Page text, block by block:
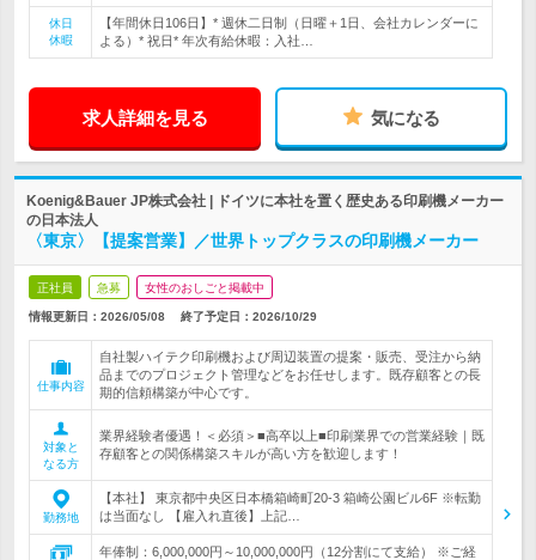
休日
休暇
【年間休日106日】* 週休二日制（日曜＋1日、会社カレンダーに
よる）* 祝日* 年次有給休暇：入社…
求人詳細を見る 気になる
Koenig&Bauer JP株式会社 | ドイツに本社を置く歴史ある印刷機メーカー
の日本法人
〈東京〉【提案営業】／世界トップクラスの印刷機メーカー
正社員 急募 女性のおしごと掲載中
情報更新日：2026/05/08 終了予定日： 2026/10/29
仕事内容
自社製ハイテク印刷機および周辺装置の提案・販売、受注から納
品までのプロジェクト管理などをお任せします。既存顧客との長
期的信頼構築が中心です。
対象と
なる方
業界経験者優遇！＜必須＞■高卒以上■印刷業界での営業経験｜既
存顧客との関係構築スキルが高い方を歓迎します！
勤務地
【本社】 東京都中央区日本橋箱崎町20-3 箱崎公園ビル6F ※転勤
は当面なし 【雇入れ直後】上記…
年俸制：6,000,000円～10,000,000円（12分割にて支給） ※ご経